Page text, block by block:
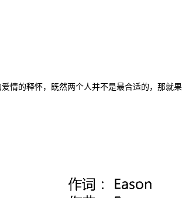
情的释怀，既然两个人并不是最合适的，那就果